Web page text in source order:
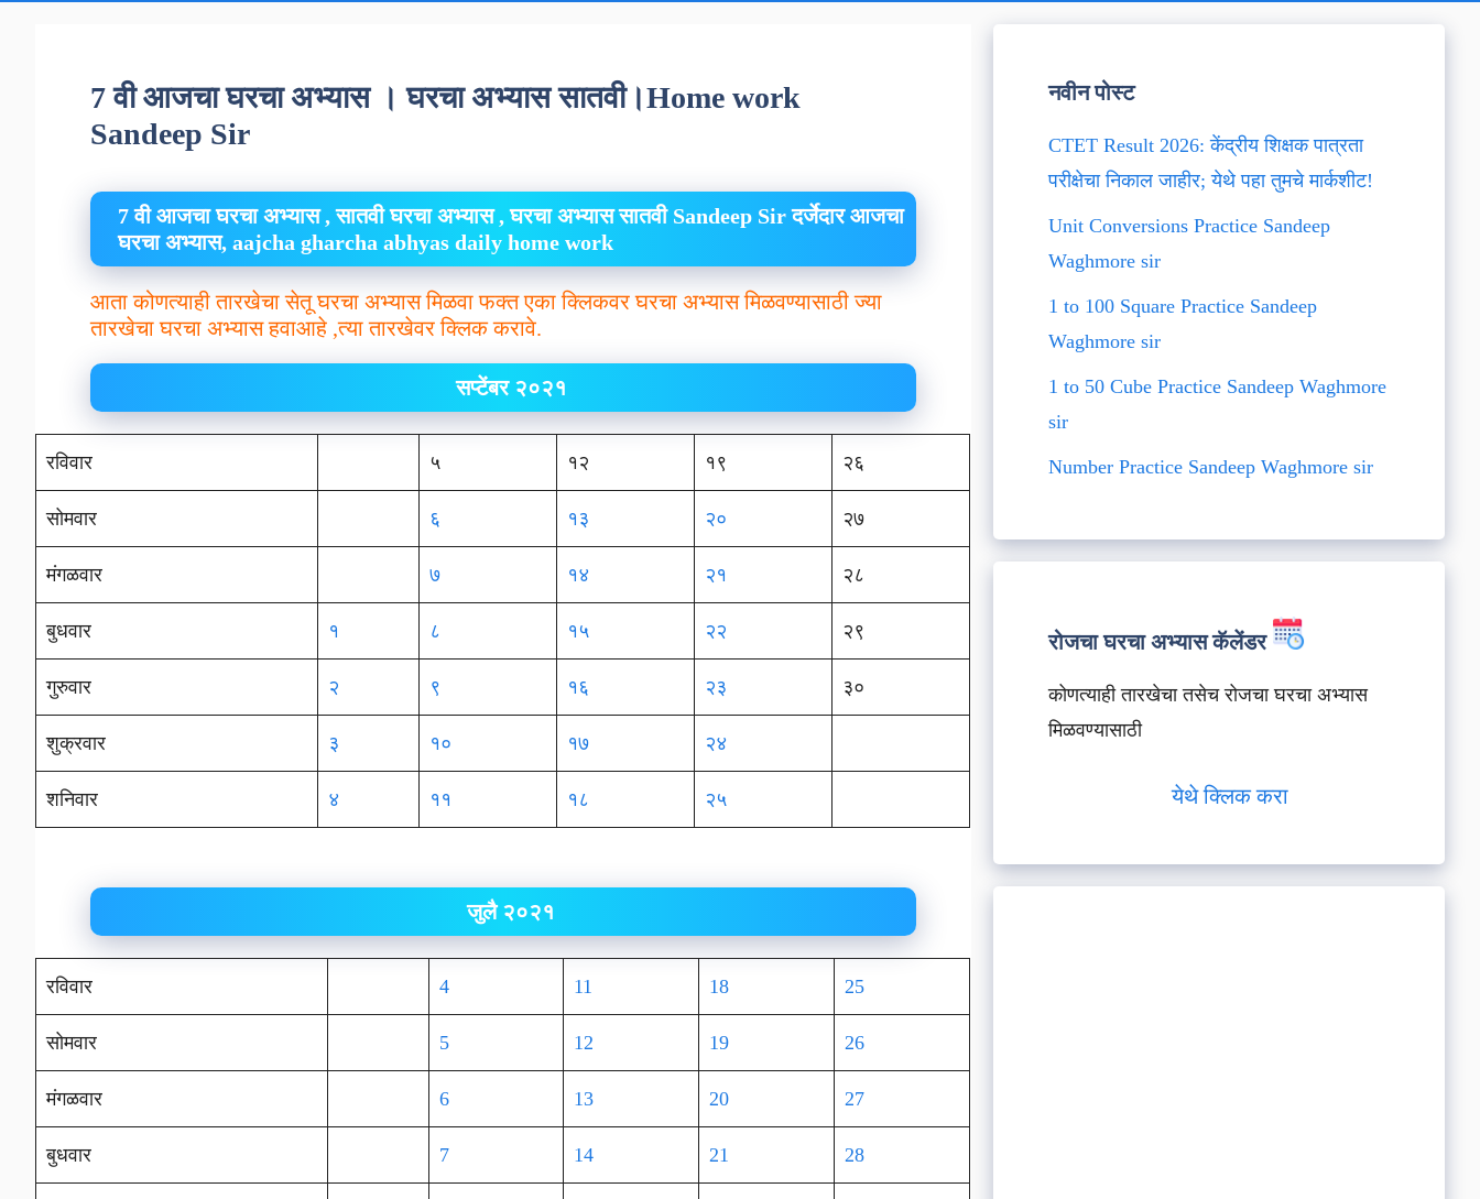
7 वी आजचा घरचा अभ्यास । घरचा अभ्यास सातवी।Home work
Sandeep Sir
7 वी आजचा घरचा अभ्यास , सातवी घरचा अभ्यास , घरचा अभ्यास सातवी Sandeep Sir दर्जेदार आजचा
घरचा अभ्यास, aajcha gharcha abhyas daily home work
आता कोणत्याही तारखेचा सेतू घरचा अभ्यास मिळवा फक्त एका क्लिकवर घरचा अभ्यास मिळवण्यासाठी ज्या
तारखेचा घरचा अभ्यास हवाआहे ,त्या तारखेवर क्लिक करावे.
सप्टेंबर २०२१
रविवार ५ १२ १९ २६
सोमवार ६ १३ २० २७
मंगळवार ७ १४ २१ २८
बुधवार १ ८ १५ २२ २९
गुरुवार २ ९ १६ २३ ३०
शुक्रवार ३ १० १७ २४
शनिवार ४ ११ १८ २५
जुलै २०२१
रविवार 4 11 18 25
सोमवार 5 12 19 26
मंगळवार 6 13 20 27
बुधवार 7 14 21 28
नवीन पोस्ट
CTET Result 2026: केंद्रीय शिक्षक पात्रता
परीक्षेचा निकाल जाहीर; येथे पहा तुमचे मार्कशीट!
Unit Conversions Practice Sandeep
Waghmore sir
1 to 100 Square Practice Sandeep
Waghmore sir
1 to 50 Cube Practice Sandeep Waghmore
sir
Number Practice Sandeep Waghmore sir
रोजचा घरचा अभ्यास कॅलेंडर
कोणत्याही तारखेचा तसेच रोजचा घरचा अभ्यास
मिळवण्यासाठी
येथे क्लिक करा